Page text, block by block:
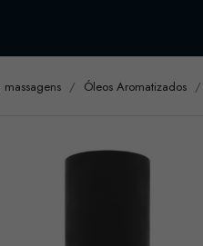
massagens Óleos Aromatizados